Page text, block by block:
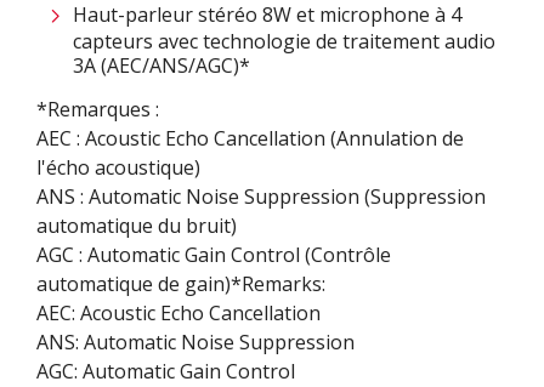
Haut-parleur stéréo 8W et microphone à 4
capteurs avec technologie de traitement audio
3A (AEC/ANS/AGC)*
*Remarques :
AEC : Acoustic Echo Cancellation (Annulation de
l'écho acoustique)
ANS : Automatic Noise Suppression (Suppression
automatique du bruit)
AGC : Automatic Gain Control (Contrôle
automatique de gain)*Remarks:
AEC: Acoustic Echo Cancellation
ANS: Automatic Noise Suppression
AGC: Automatic Gain Control